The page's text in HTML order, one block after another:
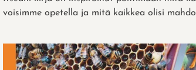
voisimme opetella ja mitä kaikkea olisi